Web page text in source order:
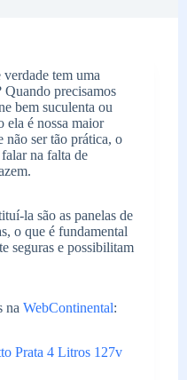
tem uma
Quando precisamos
bem suculenta ou
ela é nossa maior
não ser tão prática, o
na falta de
la são as panelas de
o que é fundamental
seguras e possibilitam
na WebContinental:
Prata 4 Litros 127v